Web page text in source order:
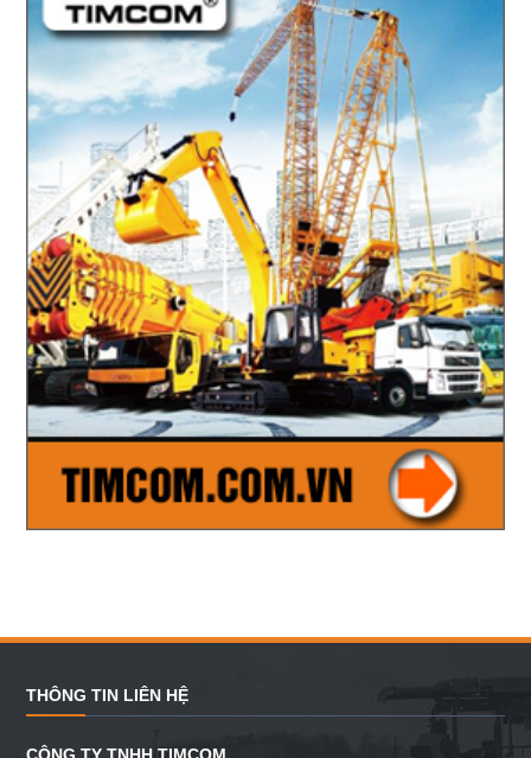
THÔNG TIN LIÊN HỆ
CÔNG TY TNHH TIMCOM